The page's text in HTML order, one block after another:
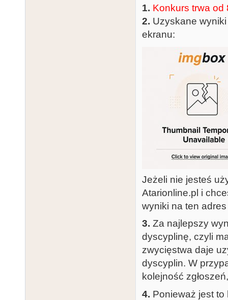
1. Konkurs trwa od
2. Uzyskane
ekranu:
Jeżeli nie jesteś
Atarionline.pl i
wyniki na ten
3. Za najlepszy
dyscyplinę, czyli
zwycięstwa daje
dyscyplin. W
kolejność
4. Ponieważ jest to